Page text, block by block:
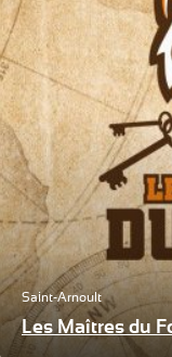
Saint-Arnoult
Les Maîtres du